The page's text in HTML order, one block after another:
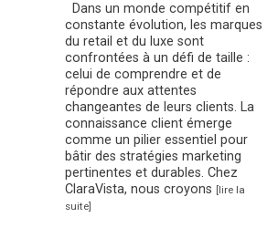
Dans un monde compétitif en
constante évolution, les marques
du retail et du luxe sont
confrontées à un défi de taille :
celui de comprendre et de
répondre aux attentes
changeantes de leurs clients. La
connaissance client émerge
comme un pilier essentiel pour
bâtir des stratégies marketing
pertinentes et durables. Chez
ClaraVista, nous croyons [lire la
suite]